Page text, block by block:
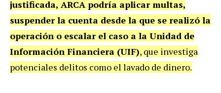
justificada, ARCA podría aplicar multas,
suspender la cuenta desde la que se realizó la
operación o escalar el caso a la Unidad de
Información Financiera (UIF), que investiga
potenciales delitos como el lavado de dinero.